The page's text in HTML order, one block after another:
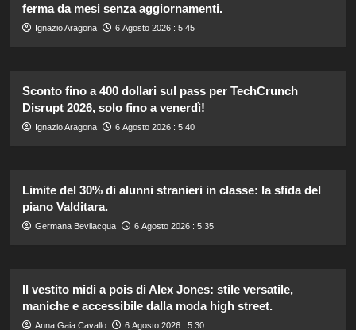
ferma da mesi senza aggiornamenti.
Ignazio Aragona 6 Agosto 2026 : 5:45
Sconto fino a 400 dollari sul pass per TechCrunch
Disrupt 2026, solo fino a venerdì!
Ignazio Aragona 6 Agosto 2026 : 5:40
Limite del 30% di alunni stranieri in classe: la sfida del
piano Valditara.
Germana Bevilacqua 6 Agosto 2026 : 5:35
Il vestito midi a pois di Alex Jones: stile versatile,
maniche e accessibile dalla moda high street.
Anna Gaia Cavallo 6 Agosto 2026 : 5:30